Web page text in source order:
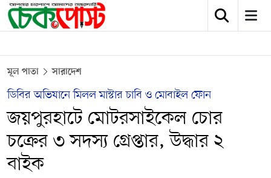
মূল পাতা সারাদেশ
ডিবির অভিযানে মিলল মাস্টার চাবি ও মোবাইল ফোন
জয়পুরহাটে মোটরসাইকেল চোর
চক্রের ৩ সদস্য গ্রেপ্তার, উদ্ধার ২
বাইক